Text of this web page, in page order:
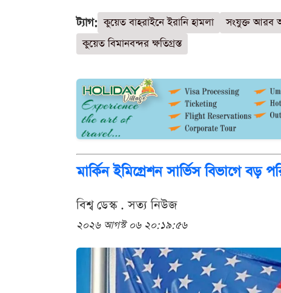
ট্যাগ: কুয়েত বাহরাইনে ইরানি হামলা সংযুক্ত আরব
কুয়েত বিমানবন্দর ক্ষতিগ্রস্ত
মার্কিন ইমিগ্রেশন সার্ভিস বিভাগে বড়
বিশ্ব ডেস্ক . সত্য নিউজ
২০২৬ আগস্ট ০৬ ২০:১৯:৫৬